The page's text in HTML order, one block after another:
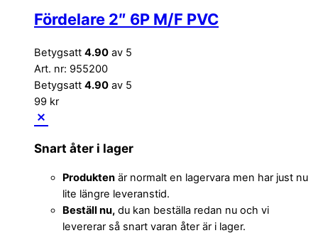
Fördelare 2″ 6P M/F PVC
Betygsatt 4.90 av 5
Art. nr: 955200
Betygsatt 4.90 av 5
99 kr
Snart åter i lager
Produkten är normalt en lagervara men har just nu
lite längre leveranstid.
Beställ nu, du kan beställa redan nu och vi
levererar så snart varan åter är i lager.